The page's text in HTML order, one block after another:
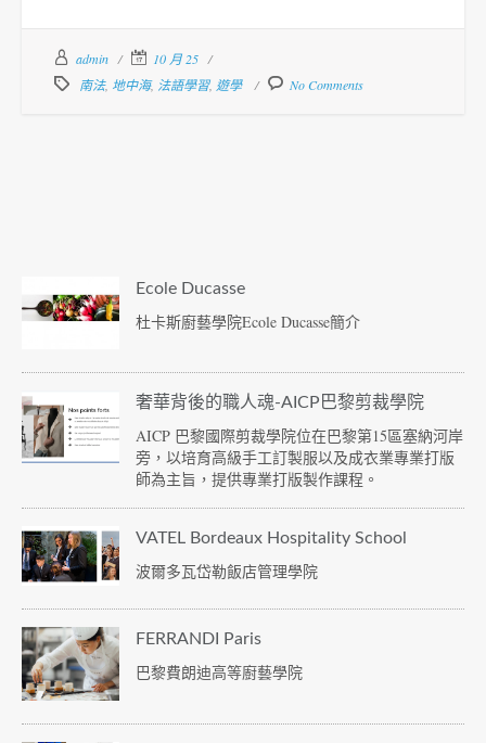
admin
10 月 25
南法, 地中海, 法語學習, 遊學 No Comments
Ecole Ducasse
杜卡斯廚藝學院Ecole Ducasse簡介
奢華背後的職人魂-AICP巴黎剪裁學院
AICP 巴黎國際剪裁學院位在巴黎第15區塞納河岸
旁，以培育高級手工訂製服以及成衣業專業打版
師為主旨，提供專業打版製作課程。
VATEL Bordeaux Hospitality School
波爾多瓦岱勒飯店管理學院
FERRANDI Paris
巴黎費朗迪高等廚藝學院